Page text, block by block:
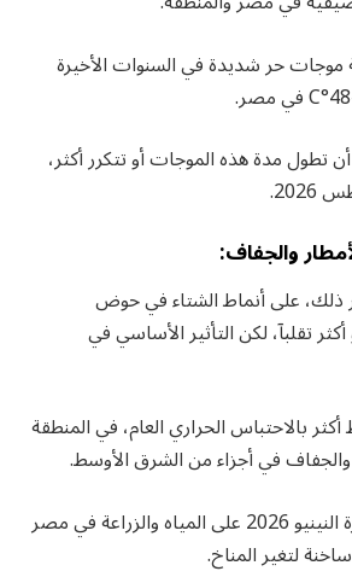
حر شديدة في السنوات الأخيرة
تطول مدة هذه الموجات أو تتكرر أكثر،
والجفاف:
ذلك، على أنماط الشتاء في حوض
تقلبآ، لكن التأثير الأساسي في
بالاحتباس الحراري العام، في المنطقة
والجفاف في أجزاء من الشرق الأوسط.
لذلك، ومع تأثير ظاهرة النينيو 2026 على المياه والزراعة في مصر
لتغير المناخ.